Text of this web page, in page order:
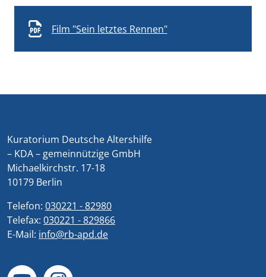
Film "Sein letztes Rennen"
Kuratorium Deutsche Altershilfe
– KDA – gemeinnützige GmbH
Michaelkirchstr. 17-18
10179 Berlin
Telefon: 030221 - 82980
Telefax: 030221 - 829866
E-Mail: info@rb-apd.de